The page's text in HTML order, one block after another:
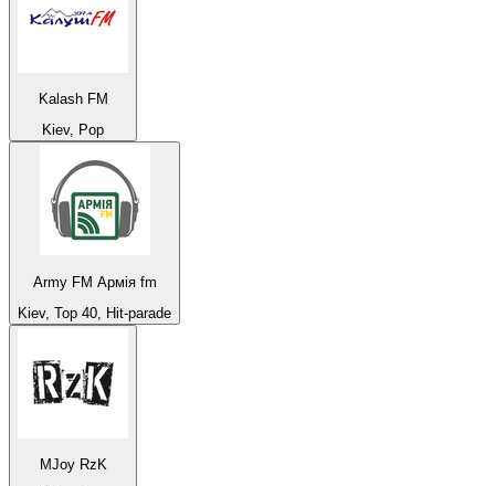
Kalash FM
Kiev, Pop
Army FM Армія fm
Kiev, Top 40, Hit-parade
MJoy RzK